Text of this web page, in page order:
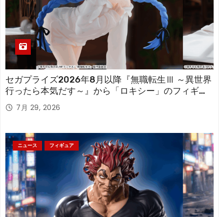
セガプライズ2026年8月以降『無職転生Ⅲ ～異世界
行ったら本気だす～』から「ロキシー」のフィギュ
アが登場！
7月 29, 2026
ニュース フィギュア